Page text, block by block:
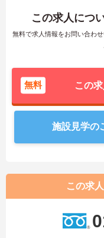
この求人につ
無料で求人情報をお問い合わ
無料 この
施設見学の
この求